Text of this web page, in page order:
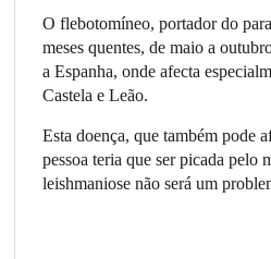
O flebotomíneo, portador do
meses quentes, de maio a
a Espanha, onde afecta
Castela e Leão.
Esta doença, que também pode
pessoa teria que ser picada pelo
leishmaniose não será um